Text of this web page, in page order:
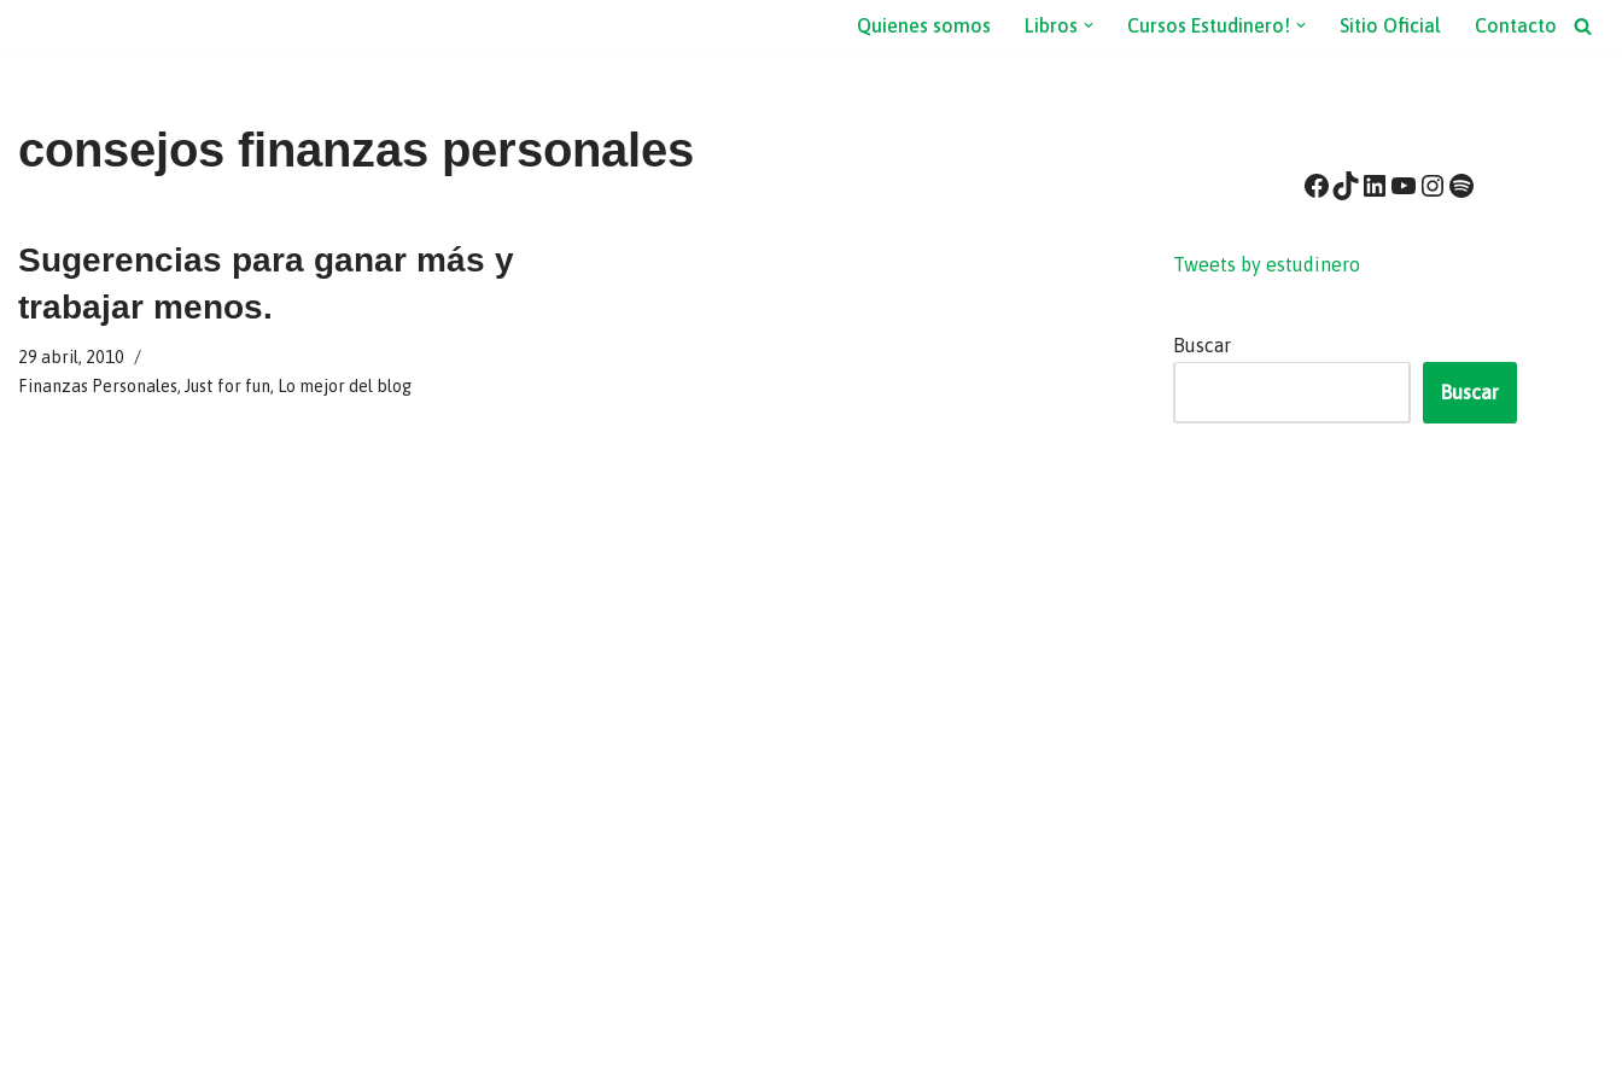
Quienes somos Libros Cursos Estudinero! Sitio Oficial Contacto
consejos finanzas personales
Sugerencias para ganar más y
trabajar menos.
29 abril, 2010
Finanzas Personales, Just for fun, Lo mejor del blog
Tweets by estudinero
Buscar
Buscar